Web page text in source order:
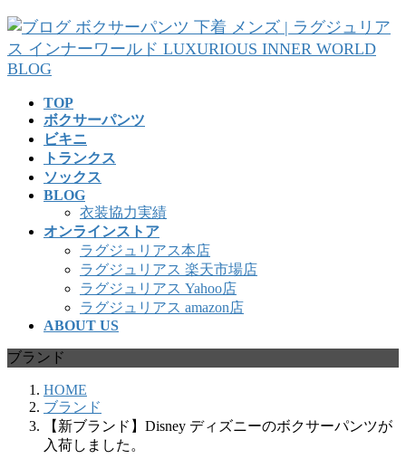
コ
ン
テ
ン
ナ
ビ
ゲ
ー
TOP
ボクサーパンツ
ビキニ
トランクス
ソックス
BLOG
衣装協力実績
オンラインストア
ラグジュリアス本店
ラグジュリアス 楽天市場店
ラグジュリアス Yahoo店
ラグジュリアス amazon店
ABOUT US
ブランド
HOME
ブランド
【新ブランド】Disney ディズニーのボクサーパンツが
入荷しました。